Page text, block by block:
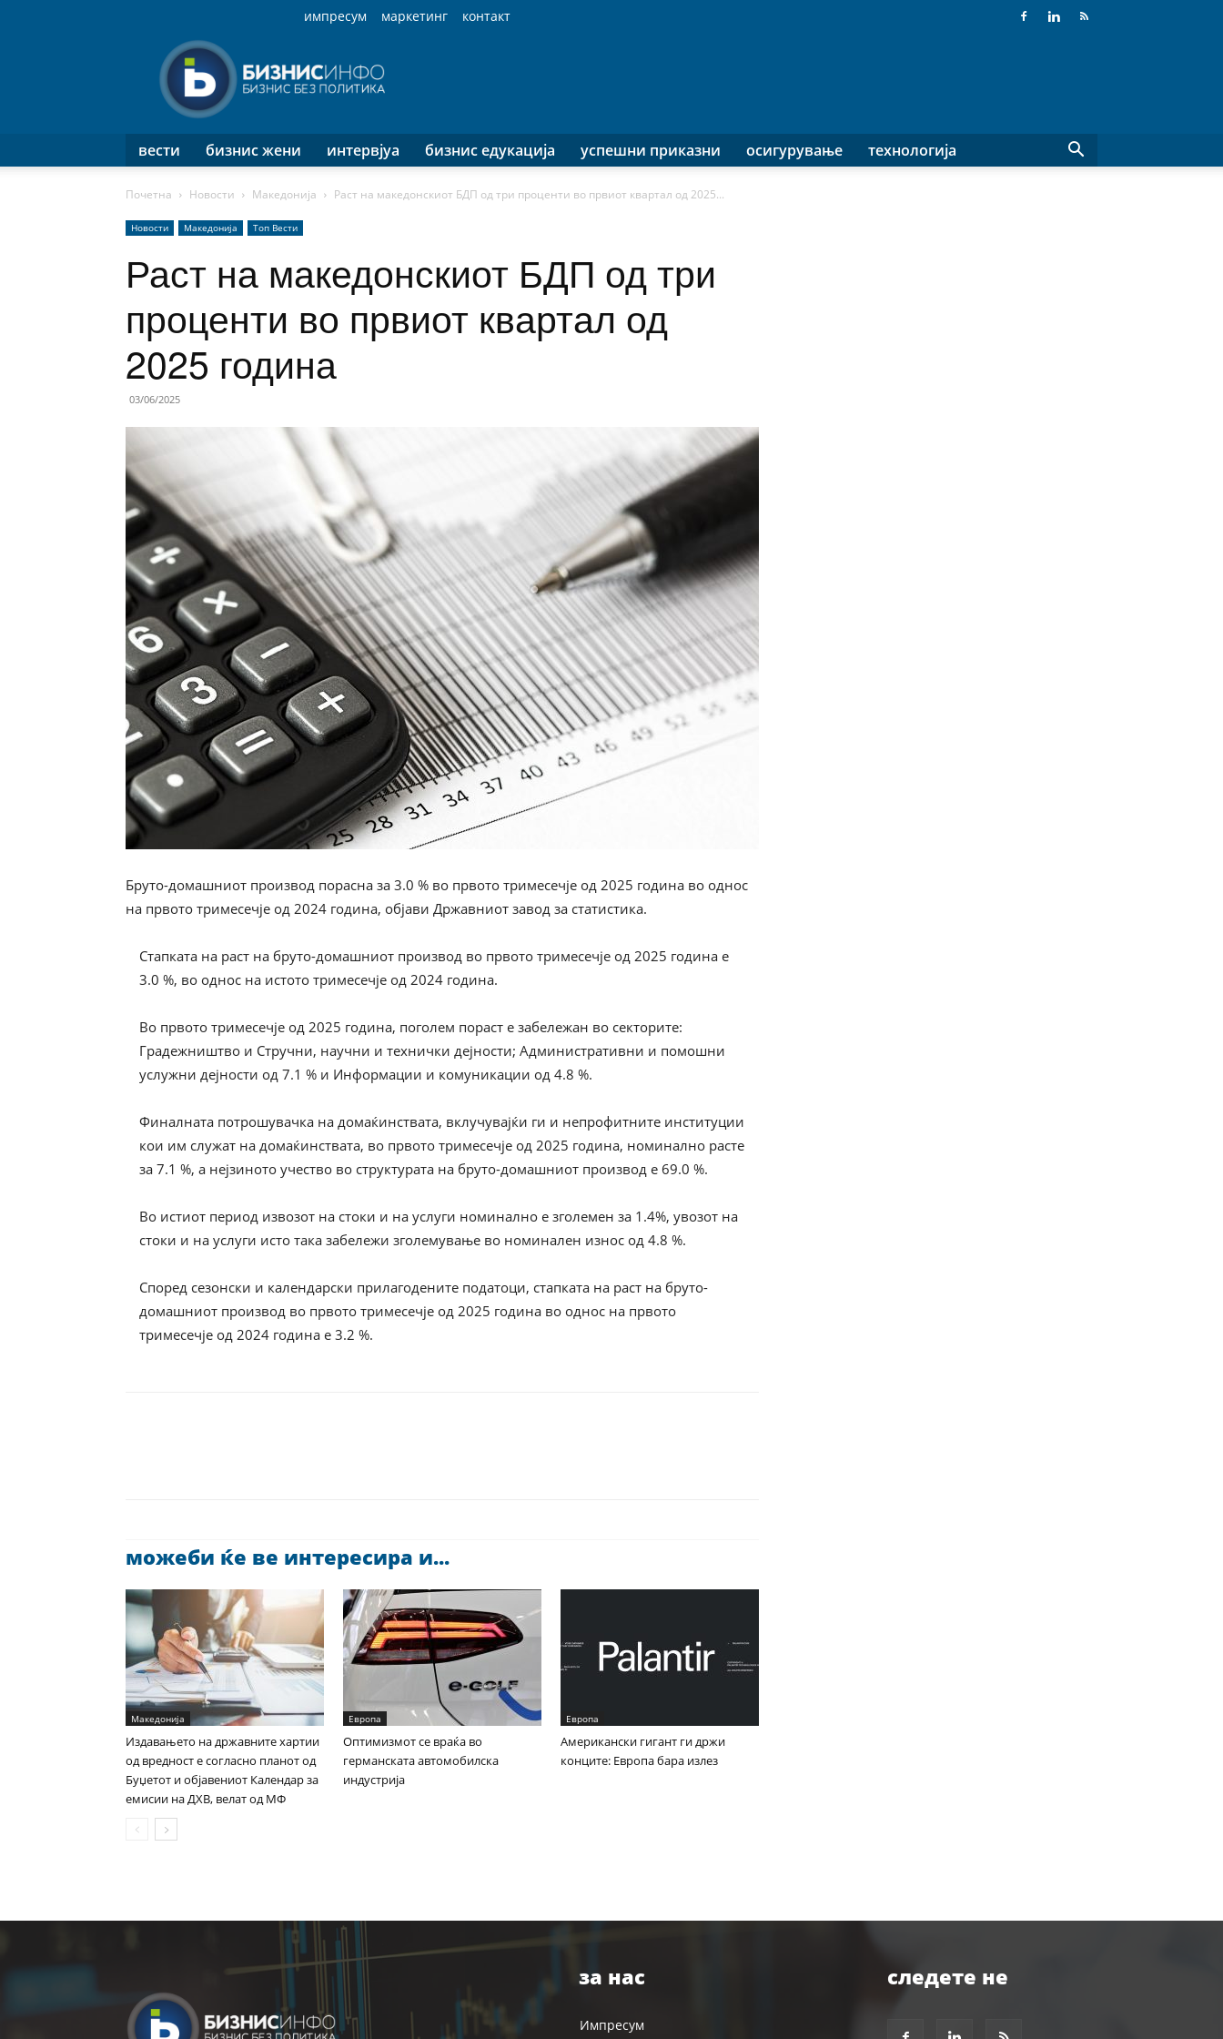
импресум маркетинг
контакт
Инфо
вести бизнис жени интервјуа бизнис едукација успешни приказни осигурување технологија
Почетна Новости Македонија Раст на македонскиот БДП од три проценти во првиот квартал од 2025...
Новости Македонија Топ Вести
Раст на македонскиот БДП од три
проценти во првиот квартал од
2025 година
03/06/2025
Бруто-домашниот производ порасна за 3.0 % во првото тримесечје од 2025 година во однос
на првото тримесечје од 2024 година, објави Државниот завод за статистика.
Стапката на раст на бруто-домашниот производ во првото тримесечје од 2025 година е
3.0 %, во однос на истото тримесечје од 2024 година.
Во првото тримесечје од 2025 година, поголем пораст е забележан во секторите:
Градежништво и Стручни, научни и технички дејности; Административни и помошни
услужни дејности од 7.1 % и Информации и комуникации од 4.8 %.
Финалната потрошувачка на домаќинствата, вклучувајќи ги и непрофитните институции
кои им служат на домаќинствата, во првото тримесечје од 2025 година, номинално расте
за 7.1 %, а нејзиното учество во структурата на бруто-домашниот производ е 69.0 %.
Во истиот период извозот на стоки и на услуги номинално е зголемен за 1.4%, увозот на
стоки и на услуги исто така забележи зголемување во номинален износ од 4.8 %.
Според сезонски и календарски прилагодените податоци, стапката на раст на бруто-
домашниот производ во првото тримесечје од 2025 година во однос на првото
тримесечје од 2024 година е 3.2 %.
можеби ќе ве интересира и...
Македонија
Издавањето на државните хартии
од вредност е согласно планот од
Буџетот и објавениот Календар за
емисии на ДХВ, велат од МФ
Европа
Оптимизмот се враќа во
германската автомобилска
индустрија
Европа
Американски гигант ги држи
конците: Европа бара излез
за нас
Импресум
следете не